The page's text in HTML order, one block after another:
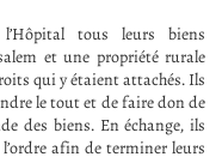
tous leurs biens
et une propriété rurale
qui y étaient attachés. Ils
le tout et de faire don de
des biens. En échange, ils
afin de terminer leurs